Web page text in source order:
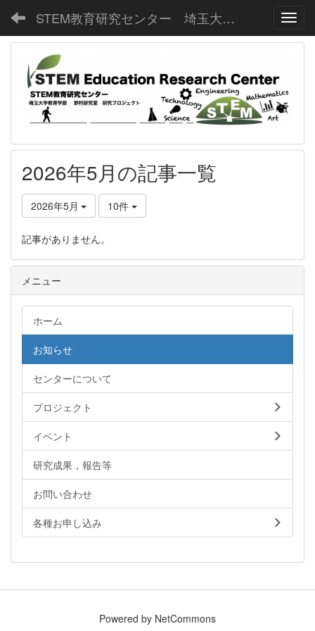
STEM教育研究センター 埼玉大学教育学部野村研究室
2026年5月の記事一覧
2026年5月 10件
記事がありません。
メニュー
ホーム
お知らせ
センターについて
プロジェクト
イベント
研究成果，報告等
お問い合わせ
各種お申し込み
Powered by NetCommons